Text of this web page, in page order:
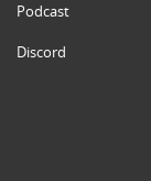
Podcast
Discord